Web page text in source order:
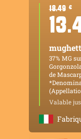
18.49 ¤
37% MG
de
Valable